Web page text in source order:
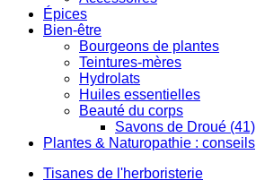
Épices
Bien-être
Bourgeons de plantes
Teintures-mères
Hydrolats
Huiles essentielles
Beauté du corps
Savons de Droué (41)
Plantes & Naturopathie : conseils
Tisanes de l'herboristerie